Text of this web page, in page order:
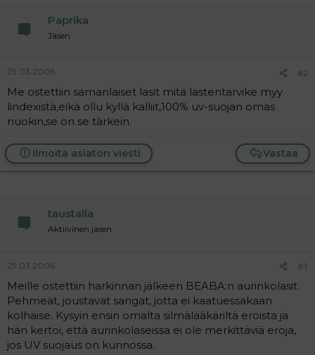
Paprika
Jäsen
29.03.2006 #2
Me ostettiin samanlaiset lasit mitä lastentarvike myy
lindexistä,eikä ollu kyllä kalliit,100% uv-suojan omas
nuokin,se on se tärkein.
Vastaa
Ilmoita asiaton viesti
taustalla
Aktiivinen jäsen
29.03.2006 #3
Meille ostettiin harkinnan jälkeen BEABA:n aurinkolasit.
Pehmeät, joustavat sangat, jotta ei kaatuessakaan
kolhaise. Kysyin ensin omalta silmälääkäriltä eroista ja
hän kertoi, että aurinkolaseissa ei ole merkittäviä eroja,
jos UV suojaus on kunnossa.